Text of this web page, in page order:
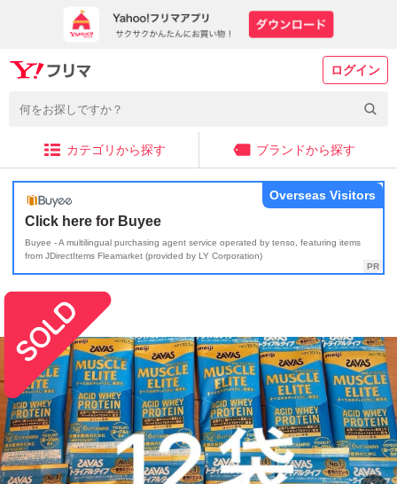
ログイン
カテゴリから探す ブランドから探す
Click here for Buyee
Buyee - A multilingual purchasing agent service operated by tenso, featuring items
from JDirectItems Fleamarket (provided by LY Corporation)
Overseas Visitors